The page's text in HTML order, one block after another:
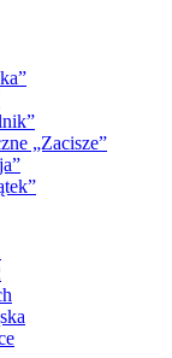
„Zacisze”